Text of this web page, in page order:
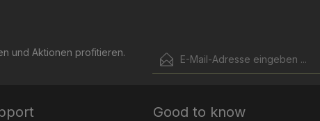
und Aktionen profitieren. E-Mail-Adresse*
einverstanden.
Pflichtfelder.
Good to know